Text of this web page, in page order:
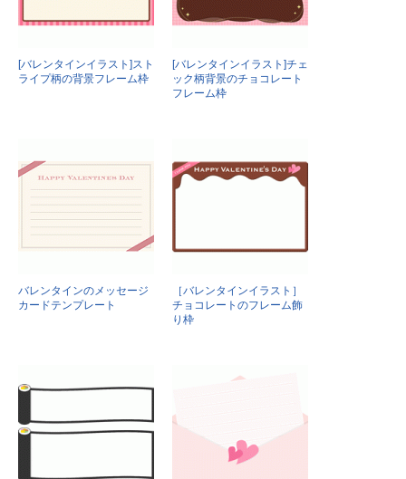
[バレンタインイラスト]スト
ライプ柄の背景フレーム枠
[バレンタインイラスト]チェ
ック柄背景のチョコレート
フレーム枠
バレンタインのメッセージ
カードテンプレート
［バレンタインイラスト］
チョコレートのフレーム飾
り枠